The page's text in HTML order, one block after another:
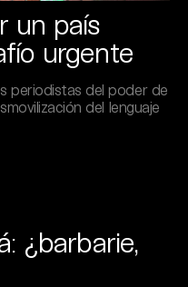
un país
urgente
periodistas del poder de
del lenguaje
¿barbarie,